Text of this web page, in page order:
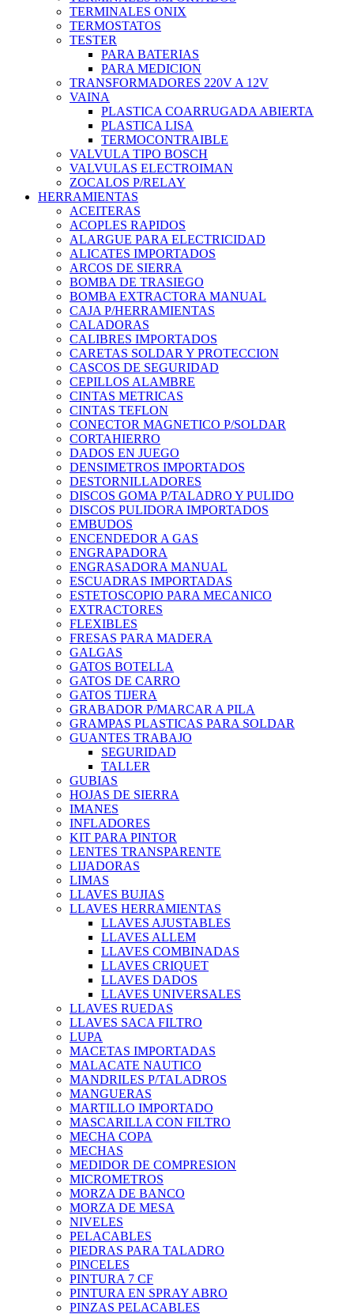
TERMINALES ONIX
TERMOSTATOS
TESTER
PARA BATERIAS
PARA MEDICION
TRANSFORMADORES 220V A 12V
VAINA
PLASTICA COARRUGADA ABIERTA
PLASTICA LISA
TERMOCONTRAIBLE
VALVULA TIPO BOSCH
VALVULAS ELECTROIMAN
ZOCALOS P/RELAY
HERRAMIENTAS
ACEITERAS
ACOPLES RAPIDOS
ALARGUE PARA ELECTRICIDAD
ALICATES IMPORTADOS
ARCOS DE SIERRA
BOMBA DE TRASIEGO
BOMBA EXTRACTORA MANUAL
CAJA P/HERRAMIENTAS
CALADORAS
CALIBRES IMPORTADOS
CARETAS SOLDAR Y PROTECCION
CASCOS DE SEGURIDAD
CEPILLOS ALAMBRE
CINTAS METRICAS
CINTAS TEFLON
CONECTOR MAGNETICO P/SOLDAR
CORTAHIERRO
DADOS EN JUEGO
DENSIMETROS IMPORTADOS
DESTORNILLADORES
DISCOS GOMA P/TALADRO Y PULIDO
DISCOS PULIDORA IMPORTADOS
EMBUDOS
ENCENDEDOR A GAS
ENGRAPADORA
ENGRASADORA MANUAL
ESCUADRAS IMPORTADAS
ESTETOSCOPIO PARA MECANICO
EXTRACTORES
FLEXIBLES
FRESAS PARA MADERA
GALGAS
GATOS BOTELLA
GATOS DE CARRO
GATOS TIJERA
GRABADOR P/MARCAR A PILA
GRAMPAS PLASTICAS PARA SOLDAR
GUANTES TRABAJO
SEGURIDAD
TALLER
GUBIAS
HOJAS DE SIERRA
IMANES
INFLADORES
KIT PARA PINTOR
LENTES TRANSPARENTE
LIJADORAS
LIMAS
LLAVES BUJIAS
LLAVES HERRAMIENTAS
LLAVES AJUSTABLES
LLAVES ALLEM
LLAVES COMBINADAS
LLAVES CRIQUET
LLAVES DADOS
LLAVES UNIVERSALES
LLAVES RUEDAS
LLAVES SACA FILTRO
LUPA
MACETAS IMPORTADAS
MALACATE NAUTICO
MANDRILES P/TALADROS
MANGUERAS
MARTILLO IMPORTADO
MASCARILLA CON FILTRO
MECHA COPA
MECHAS
MEDIDOR DE COMPRESION
MICROMETROS
MORZA DE BANCO
MORZA DE MESA
NIVELES
PELACABLES
PIEDRAS PARA TALADRO
PINCELES
PINTURA 7 CF
PINTURA EN SPRAY ABRO
PINZAS PELACABLES